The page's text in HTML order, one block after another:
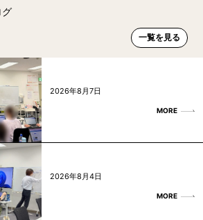
グ
一覧を見る
2026年8月7日
MORE
2026年8月4日
MORE